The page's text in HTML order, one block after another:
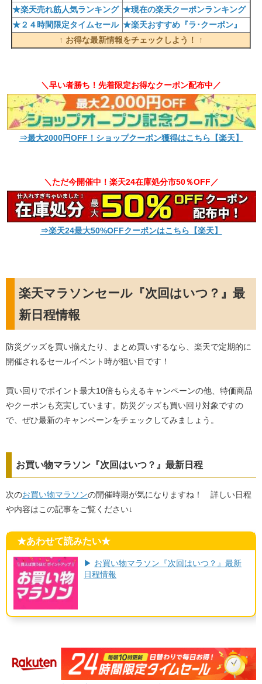
★楽天売れ筋人気ランキング ★現在の楽天クーポンランキング
★２４時間限定タイムセール ★楽天おすすめ『ラ･クーポン』
↑ お得な最新情報をチェックしよう！ ↑
＼早い者勝ち！先着限定お得なクーポン配布中／
⇒最大2000円OFF！ショップクーポン獲得はこちら【楽天】
＼ただ今開催中！楽天24在庫処分市50％OFF／
⇒楽天24最大50%OFFクーポンはこちら【楽天】
楽天マラソンセール『次回はいつ？』最
新日程情報
防災グッズを買い揃えたり、まとめ買いするなら、楽天で定期的に
開催されるセールイベント時が狙い目です！
買い回りでポイント最大10倍もらえるキャンペーンの他、特価商品
やクーポンも充実しています。防災グッズも買い回り対象ですの
で、ぜひ最新のキャンペーンをチェックしてみましょう。
お買い物マラソン『次回はいつ？』最新日程
次のお買い物マラソンの開催時期が気になりますね！ 詳しい日程
や内容はこの記事をご覧ください↓
★あわせて読みたい★
▶ お買い物マラソン『次回はいつ？』最新
日程情報